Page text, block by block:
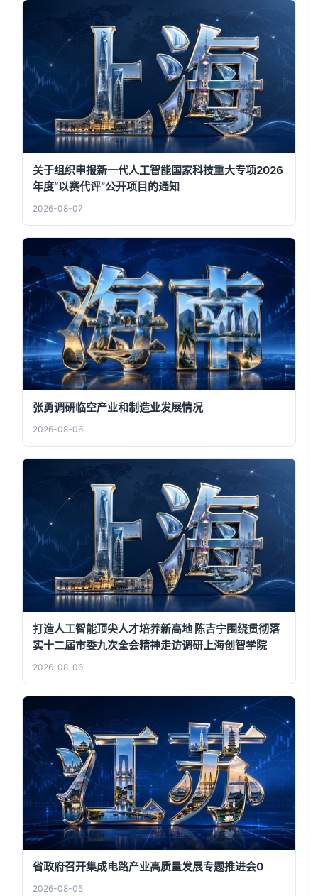
关于组织申报新一代人工智能国家科技重大专项2026
年度“以赛代评”公开项目的通知
2026-08-07
张勇调研临空产业和制造业发展情况
2026-08-06
打造人工智能顶尖人才培养新高地 陈吉宁围绕贯彻落
实十二届市委九次全会精神走访调研上海创智学院
2026-08-06
省政府召开集成电路产业高质量发展专题推进会0
2026-08-05